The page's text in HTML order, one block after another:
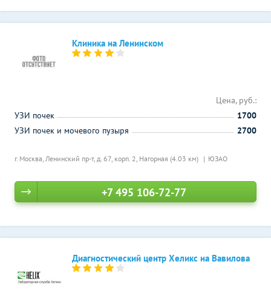
Клиника на Ленинском
г. Москва, Ленинский пр-т, д. 67, корп. 2, Нагорная (4.03 км) ЮЗАО
Цена, руб.:
УЗИ почек
1700
УЗИ почек и мочевого пузыря
2700
+7 495 106-72-77
Диагностический центр Хеликс на Вавилова